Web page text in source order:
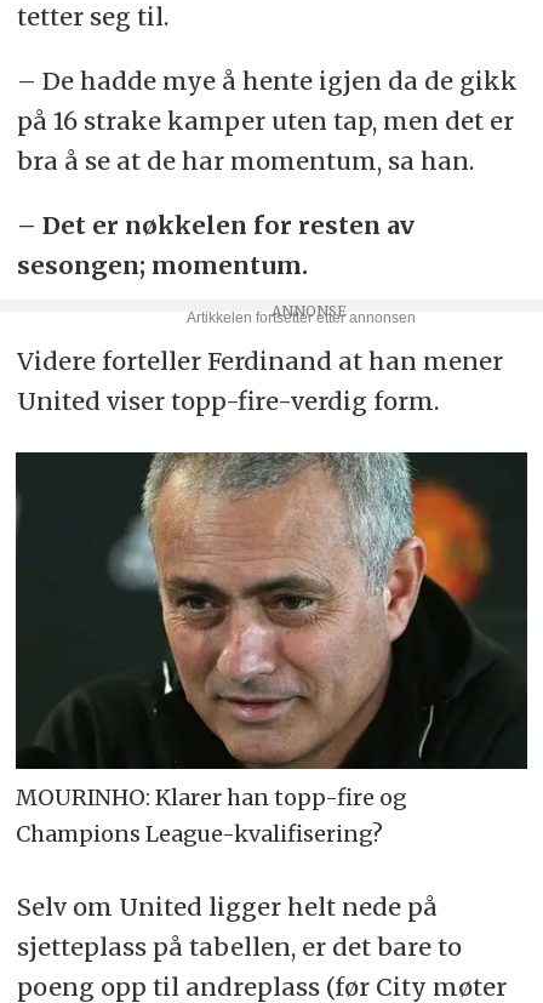
tetter seg til.
– De hadde mye å hente igjen da de gikk
på 16 strake kamper uten tap, men det er
bra å se at de har momentum, sa han.
– Det er nøkkelen for resten av
sesongen; momentum.
Videre forteller Ferdinand at han mener
United viser topp-fire-verdig form.
MOURINHO: Klarer han topp-fire og
Champions League-kvalifisering?
Selv om United ligger helt nede på
sjetteplass på tabellen, er det bare to
poeng opp til andreplass (før City møter